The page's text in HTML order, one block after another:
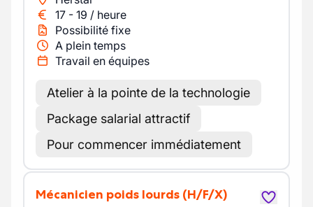
17 - 19 / heure
Possibilité fixe
A plein temps
Travail en équipes
Atelier à la pointe de la technologie
Package salarial attractif
Pour commencer immédiatement
Mécanicien poids lourds (H/F/X)